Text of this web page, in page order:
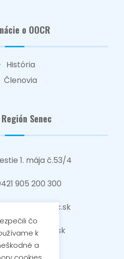
o OOCR
História
Členovia
Región Senec
1. mája č.53/4
905 200 300
čo
k
a